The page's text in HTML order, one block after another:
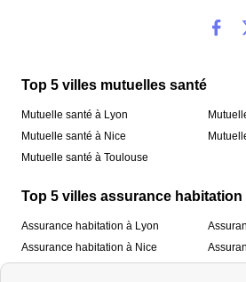
Top 5 villes mutuelles santé
Mutuelle santé à Lyon
Mutuelle santé à Nice
Mutuelle santé à Toulouse
Top 5 villes assurance habitation
Assurance habitation à Lyon
Assurance habitation à Nice